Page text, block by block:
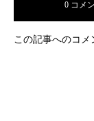
0 コメ
この記事へのコメ